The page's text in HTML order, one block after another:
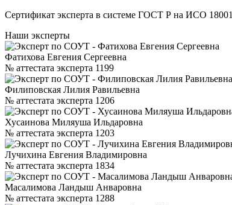
Сертификат эксперта в системе ГОСТ Р на ИСО 18001
Наши эксперты
Фатихова Евгения Сергеевна
№ аттестата эксперта 1199
Филиповская Лилия Равильевна
№ аттестата эксперта 1206
Хусаинова Миляуша Ильдаровна
№ аттестата эксперта 1203
Лучихина Евгения Владимировна
№ аттестата эксперта 1834
Масалимова Ландыш Анваровна
№ аттестата эксперта 1288